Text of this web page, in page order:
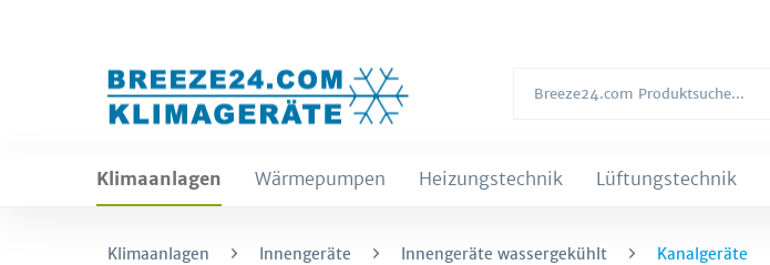
Klimaanlagen Wärmepumpen Heizungstechnik Lüftungstechnik
Klimaanlagen Innengeräte Innengeräte wassergekühlt Kanalgeräte